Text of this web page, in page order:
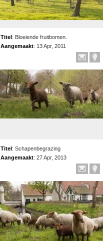
Titel: Bloeiende fruitbomen.
Aangemaakt: 13 Apr, 2011
Titel: Schapenbegrazing
Aangemaakt: 27 Apr, 2013